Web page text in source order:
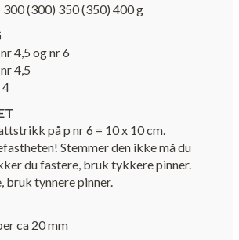
(300) 350 (350) 400 g
4,5 og nr 6
4,5
4
på p nr 6 = 10 x 10 cm.
Stemmer den ikke må du
du fastere, bruk tykkere pinner.
bruk tynnere pinner.
ca 20 mm